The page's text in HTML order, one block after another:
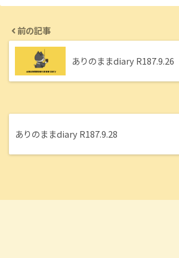
前の記事
ありのままdiary R187.9.26
ありのままdiary R187.9.28